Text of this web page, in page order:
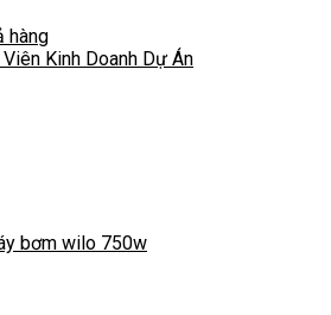
hàng
Kinh Doanh Dự Án
bơm wilo 750w